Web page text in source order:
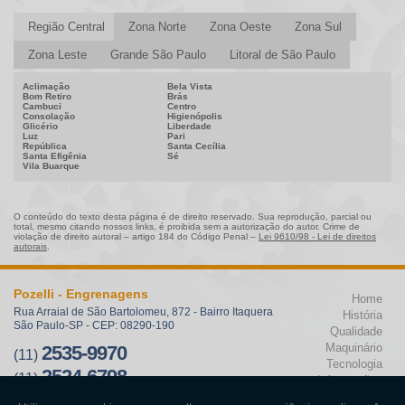
Polia Sincronizadora
Região Central Zona Norte Zona Oeste Zona Sul
Zona Leste Grande São Paulo Litoral de São Paulo
Aclimação
Bela Vista
Bom Retiro
Brás
Cambuci
Centro
Consolação
Higienópolis
Glicério
Liberdade
Luz
Pari
República
Santa Cecília
Santa Efigênia
Sé
Vila Buarque
O conteúdo do texto desta página é de direito reservado. Sua reprodução, parcial ou
total, mesmo citando nossos links, é proibida sem a autorização do autor. Crime de
violação de direito autoral – artigo 184 do Código Penal – Lei 9610/98 - Lei de direitos
autorais
Pozelli - Engrenagens
Rua Arraial de São Bartolomeu, 872 - Bairro Itaquera
São Paulo-SP - CEP: 08290-190
(11) 2535-9970
(11)2524-6798
pozelli@pozelli.ind.br
Home
História
Qualidade
Maquinário
Tecnologia
Informações